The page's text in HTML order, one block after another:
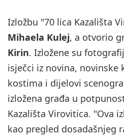
Izložbu "70 lica Kazališta
Mihaela Kulej, a otvorio
Kirin. Izložene su
isječci iz novina, novinske
kostima i dijelovi
izložena građa u
Kazališta Virovitica. "Ova
kao pregled dosadašnjeg